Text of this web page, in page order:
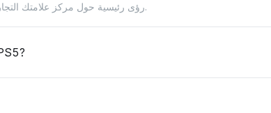
رؤى رئيسية حول مركز علامتك التجارية في السوق، وتغطية الذكاء الاصطناعي، والريادة في المواضيع.